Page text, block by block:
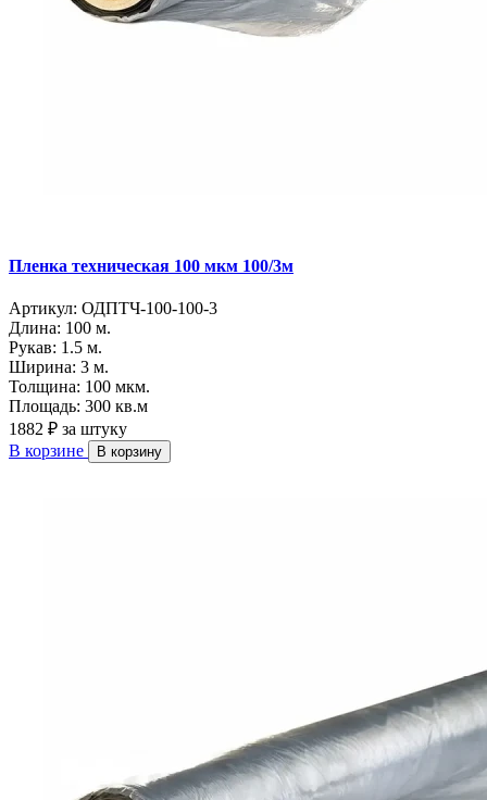
Пленка техническая 100 мкм 100/3м
Артикул: ОДПТЧ-100-100-3
Длина: 100 м.
Рукав: 1.5 м.
Ширина: 3 м.
Толщина: 100 мкм.
Площадь: 300 кв.м
1882 ₽ за штуку
В корзине
В корзину